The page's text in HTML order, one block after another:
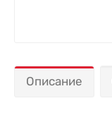
Описание